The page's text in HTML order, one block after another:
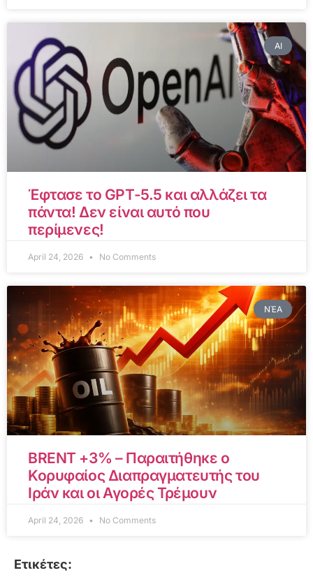
AI
Έφτασε το GPT-5.5 και αλλάζει τα
πάντα! Δεν είναι αυτό που
περίμενες!
April 24, 2026 No Comments
ΝΈΑ
BRENT +3% – Παραιτήθηκε ο
Κορυφαίος Διαπραγματευτής του
Ιράν και οι Αγορές Τρέμουν
April 24, 2026 No Comments
Ετικέτες: